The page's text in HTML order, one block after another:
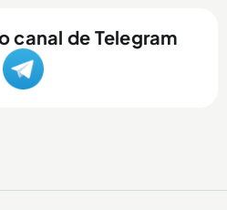
canal de Telegram